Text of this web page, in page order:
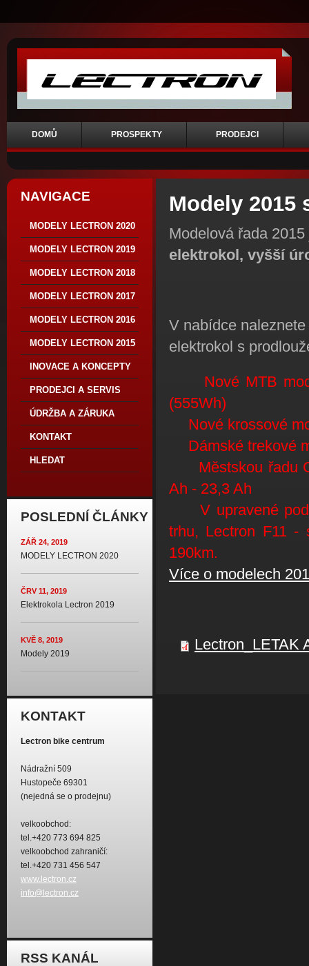
DOMŮ PROSPEKTY PRODEJCI
NAVIGACE
MODELY LECTRON 2020
MODELY LECTRON 2019
MODELY LECTRON 2018
MODELY LECTRON 2017
MODELY LECTRON 2016
MODELY LECTRON 2015
INOVACE A KONCEPTY
PRODEJCI A SERVIS
ÚDRŽBA A ZÁRUKA
KONTAKT
HLEDAT
POSLEDNÍ ČLÁNKY
ZÁŘ 24, 2019
MODELY LECTRON 2020
ČRV 11, 2019
Elektrokola Lectron 2019
KVĚ 8, 2019
Modely 2019
KONTAKT
Lectron bike centrum
Nádražní 509
Hustopeče 69301
(nejedná se o prodejnu)
velkoobchod:
tel.+420 773 694 825
velkoobchod zahraničí:
tel.+420 731 456 547
www.lectron.cz
info@lectron.cz
RSS KANÁL
Modely 2015
Modelová řada
elektrokol, vyšší
V nabídce
elektrokol s
Nové MTB
(555Wh)
Nové krossové
Dámské trekové
Městskou řadu
Ah - 23,3 Ah
V upravené
trhu, Lectron F11 -
190km.
Více o modelech
Lectron_LETAK